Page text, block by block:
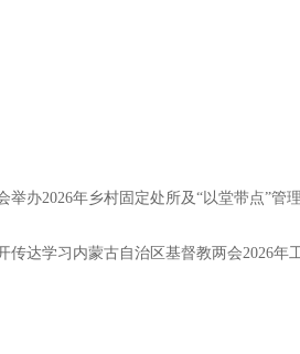
举办2026年乡村固定处所及“以堂带点”管
传达学习内蒙古自治区基督教两会2026年